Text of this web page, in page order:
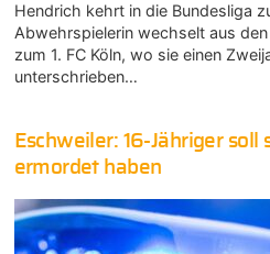
Hendrich kehrt in die Bundesliga
Abwehrspielerin wechselt aus
zum 1. FC Köln, wo sie einen
unterschrieben…
Eschweiler: 16-Jähriger soll
ermordet haben